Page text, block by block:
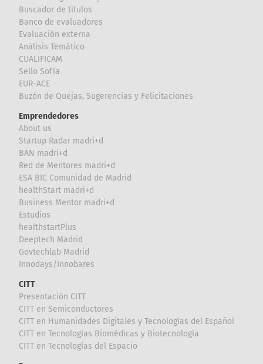
Buscador de títulos
Banco de evaluadores
Evaluación externa
Análisis Temático
CUALIFICAM
Sello Sofía
EUR-ACE
Buzón de Quejas, Sugerencias y Felicitaciones
Emprendedores
About us
Startup Radar madri+d
BAN madri+d
Red de Mentores madri+d
ESA BIC Comunidad de Madrid
healthStart madri+d
Business Mentor madri+d
Estudios
healthstartPlus
Deeptech Madrid
Govtechlab Madrid
Innodays/Innobares
CITT
Presentación CITT
CITT en Semiconductores
CITT en Humanidades Digitales y Tecnologías del Español
CITT en Tecnologías Biomédicas y Biotecnología
CITT en Tecnologías del Espacio